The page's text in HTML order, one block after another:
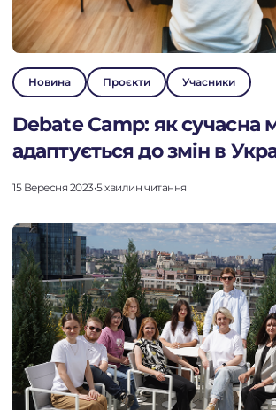
Новина Проєкти Учасники
Debate Camp: як сучасна
адаптується до змін в
15 Вересня 2023•5 хвилин читання